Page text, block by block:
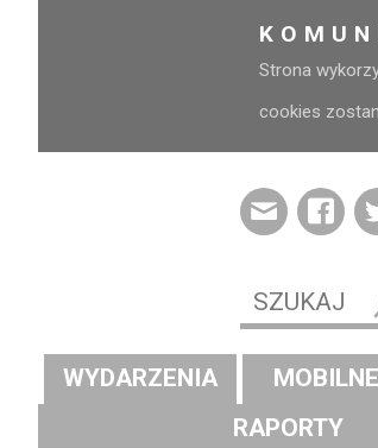
Strona
cookies
WYDARZENIA MOBILNE
RAPORTY